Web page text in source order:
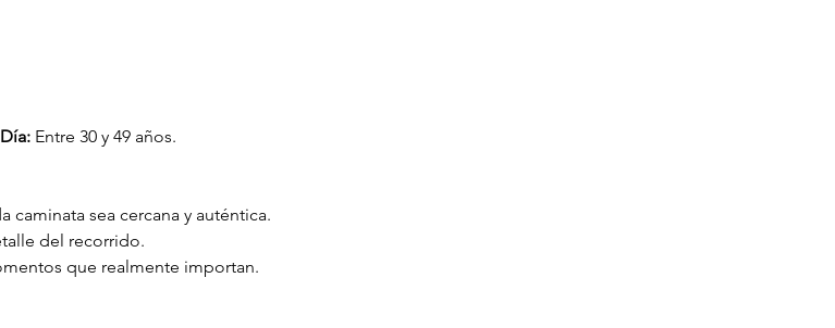
Entre 30 y 49 años.
caminata sea cercana y auténtica.
del recorrido.
que realmente importan.